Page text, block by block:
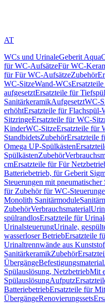
AT
WCs und UrinaleGeberit
für WC-AufsätzeFür WC-
für Für WC-AufsätzeZubehör
WC-SitzeWand-WCs
aufgesetztErsatzteile für
SanitärkeramikAufgesetztWC-
erhöhtErsatzteile für Flachspül-
SitzringeErsatzteile für WC-
KinderWC-SitzeErsatzteile für
StandbidetsZubehörErsatzteile
Omega UP-Spülkästen
SpülkästenZubehör
cmErsatzteile für Für
Batteriebetrieb, für Geberit
Steuerungen mit pneumatischer
für Zubehör für WC-
Monolith Sanitärmodule
ZubehörVerbrauchsmaterial
spülrandlosErsatzteile für
UrinalsteuerungUrinale,
wasserloser BetriebErsatzteile
Urinaltrennwände aus
SanitärkeramikZubehör
ÜbergängeBefestigungsmaterial
Spülauslösung, NetzbetriebMit
SpülauslösungAufputz
BatteriebetriebErsatzteile für
ÜbergängeRenovierungssets